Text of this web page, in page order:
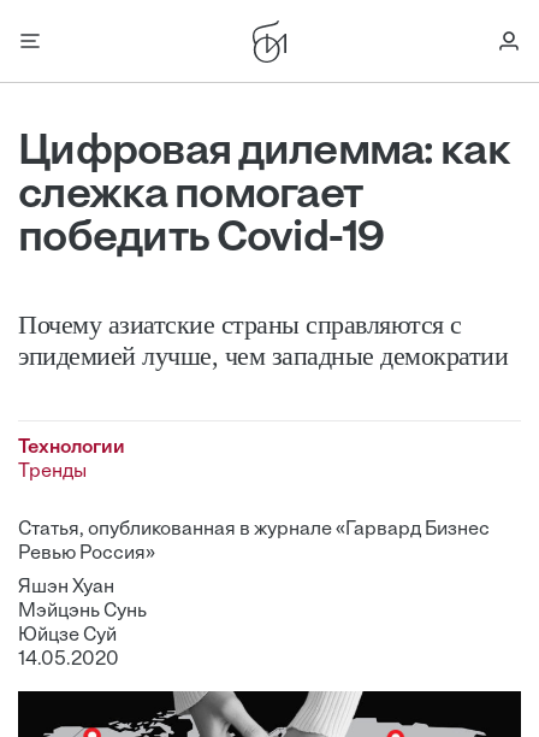
Цифровая дилемма: как
слежка помогает
победить Covid-19
Почему азиатские страны справляются с
эпидемией лучше, чем западные демократии
Технологии
Тренды
Статья, опубликованная в журнале «Гарвард Бизнес
Ревью Россия»
Яшэн Хуан
Мэйцэнь Сунь
Юйцзе Суй
14.05.2020